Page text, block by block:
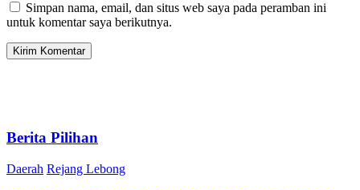
Simpan nama, email, dan situs web saya pada peramban ini
untuk komentar saya berikutnya.
Berita Pilihan
Daerah Rejang Lebong